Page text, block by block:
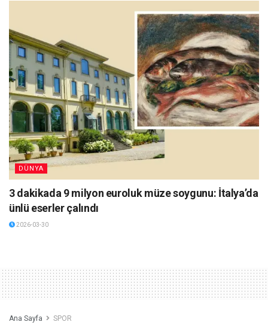
DÜNYA
3 dakikada 9 milyon euroluk müze soygunu: İtalya’da
ünlü eserler çalındı
2026-03-30
Ana Sayfa SPOR